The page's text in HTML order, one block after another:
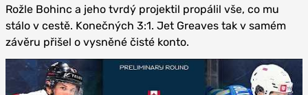
Rožle Bohinc a jeho tvrdý projektil propálil vše, co mu
stálo v cestě. Konečných 3:1. Jet Greaves tak v samém
závěru přišel o vysněné čisté konto.